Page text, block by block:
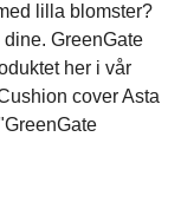
lilla blomster?
GreenGate
her i vår
cover Asta